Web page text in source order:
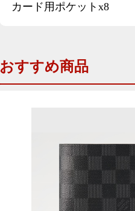
カード用ポケットx8
おすすめ商品